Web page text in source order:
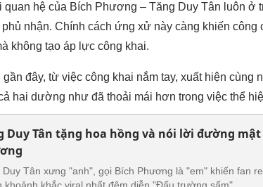
quan hệ của Bích Phương – Tăng Duy Tân luôn ở
nhận. Chính cách ứng xử này càng khiến công
không tạo áp lực công khai.
đây, từ việc công khai nắm tay, xuất hiện cùng
hai dường như đã thoải mái hơn trong việc thể
Duy Tân tặng hoa hồng và nói lời đường
Duy Tân xưng "anh", gọi Bích Phương là "em" khiến fan